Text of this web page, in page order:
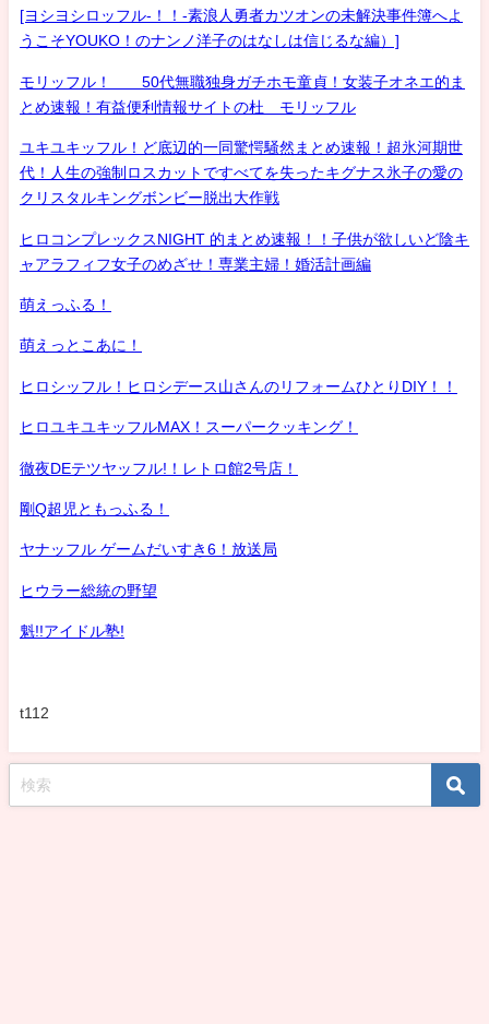
[ヨシヨシロッフル-！！-素浪人勇者カツオンの未解決事件簿へよ
うこそYOUKO！のナンノ洋子のはなしは信じるな編）]
モリッフル！ 50代無職独身ガチホモ童貞！女装子オネエ的ま
とめ速報！有益便利情報サイトの杜 モリッフル
ユキユキッフル！ど底辺的一同驚愕騒然まとめ速報！超氷河期世
代！人生の強制ロスカットですべてを失ったキグナス氷子の愛の
クリスタルキングボンビー脱出大作戦
ヒロコンプレックスNIGHT 的まとめ速報！！子供が欲しいど陰キ
ャアラフィフ女子のめざせ！専業主婦！婚活計画編
萌えっふる！
萌えっとこあに！
ヒロシッフル！ヒロシデース山さんのリフォームひとりDIY！！
ヒロユキユキッフルMAX！スーパークッキング！
徹夜DEテツヤッフル!！レトロ館2号店！
剛Q超児ともっふる！
ヤナッフル ゲームだいすき6！放送局
ヒウラー総統の野望
魁!!アイドル塾!
t112